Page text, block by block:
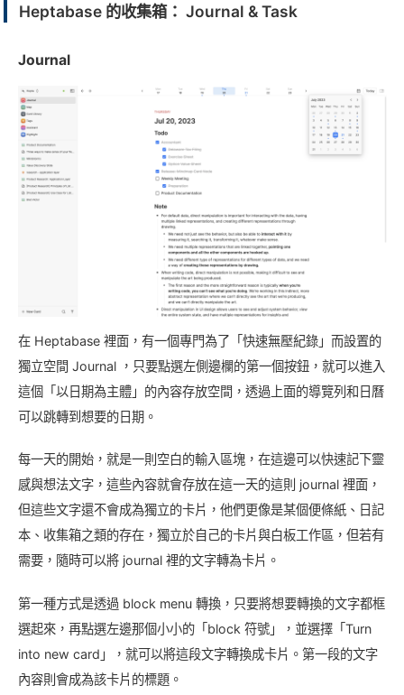
Heptabase 的收集箱： Journal & Task
Journal
在 Heptabase 裡面，有一個專門為了「快速無壓紀錄」而設置的
獨立空間 Journal ，只要點選左側邊欄的第一個按鈕，就可以進入
這個「以日期為主體」的內容存放空間，透過上面的導覽列和日曆
可以跳轉到想要的日期。
每一天的開始，就是一則空白的輸入區塊，在這邊可以快速記下靈
感與想法文字，這些內容就會存放在這一天的這則 journal 裡面，
但這些文字還不會成為獨立的卡片，他們更像是某個便條紙、日記
本、收集箱之類的存在，獨立於自己的卡片與白板工作區，但若有
需要，隨時可以將 journal 裡的文字轉為卡片。
第一種方式是透過 block menu 轉換，只要將想要轉換的文字都框
選起來，再點選左邊那個小小的「block 符號」，並選擇「Turn
into new card」，就可以將這段文字轉換成卡片。第一段的文字
內容則會成為該卡片的標題。